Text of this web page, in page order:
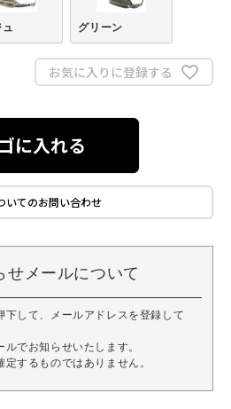
グリーン
お気に入りに登録する
に入れる
いてのお問い合わせ
せメールについて
下して、メールアドレスを登録して
でお知らせいたします。
するものではありません。